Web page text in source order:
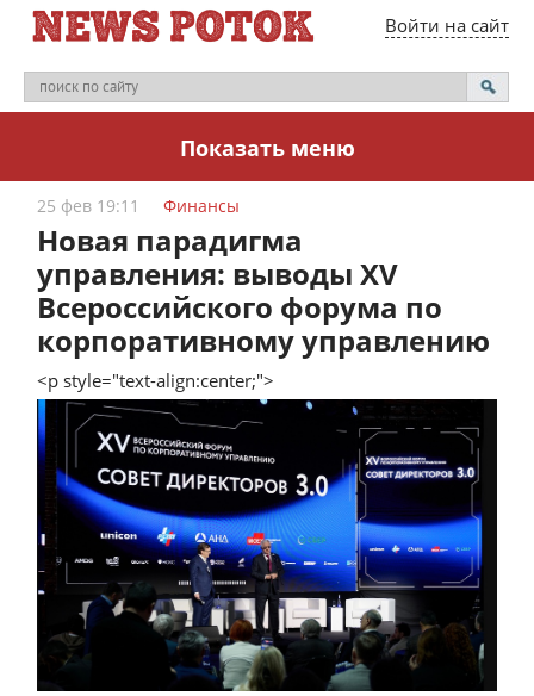
Войти на сайт
Показать меню
25 фев 19:11 Финансы
Новая парадигма
управления: выводы XV
Всероссийского форума по
корпоративному управлению
<p style="text-align:center;">